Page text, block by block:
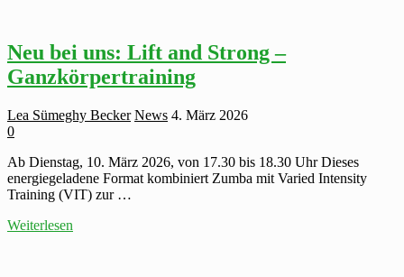
Senioren
Neu bei uns: Lift and Strong –
Ganzkörpertraining
Lea Sümeghy Becker News 4. März 2026
0
Ab Dienstag, 10. März 2026, von 17.30 bis 18.30 Uhr Dieses
energiegeladene Format kombiniert Zumba mit Varied Intensity
Training (VIT) zur …
Neu
Weiterlesen